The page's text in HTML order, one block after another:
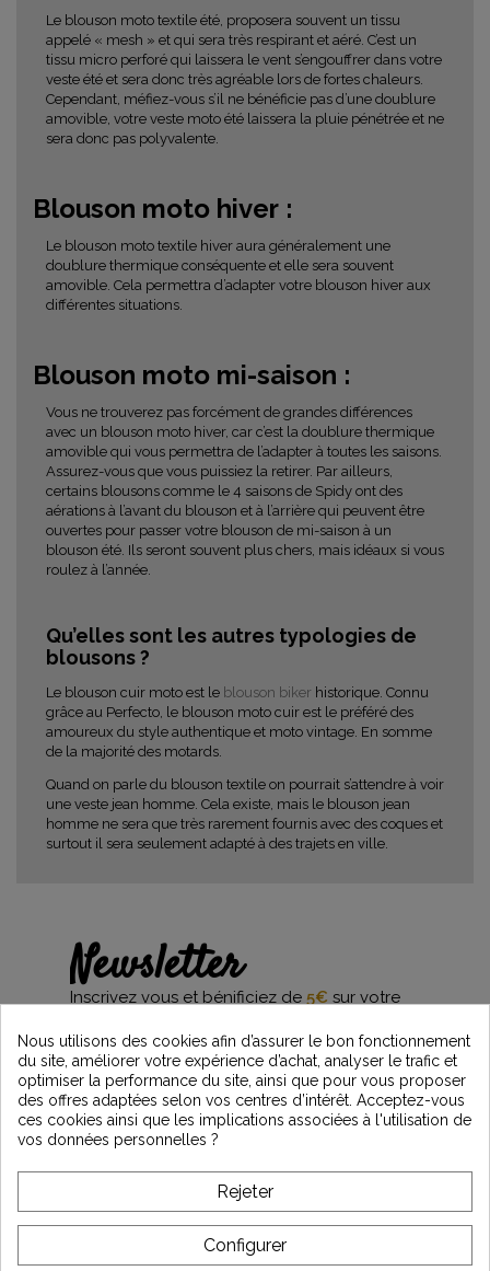
Le blouson moto textile été, proposera souvent un tissu
appelé « mesh » et qui sera très respirant et aéré. C’est un
tissu micro perforé qui laissera le vent s’engouffrer dans votre
veste été et sera donc très agréable lors de fortes chaleurs.
Cependant, méfiez-vous s’il ne bénéficie pas d’une doublure
amovible, votre veste moto été laissera la pluie pénétrée et ne
sera donc pas polyvalente.
Blouson moto hiver :
Le blouson moto textile hiver aura généralement une
doublure thermique conséquente et elle sera souvent
amovible. Cela permettra d’adapter votre blouson hiver aux
différentes situations.
Blouson moto mi-saison :
Vous ne trouverez pas forcément de grandes différences
avec un blouson moto hiver, car c’est la doublure thermique
amovible qui vous permettra de l’adapter à toutes les saisons.
Assurez-vous que vous puissiez la retirer. Par ailleurs,
certains blousons comme le 4 saisons de Spidy ont des
aérations à l’avant du blouson et à l’arrière qui peuvent être
ouvertes pour passer votre blouson de mi-saison à un
blouson été. Ils seront souvent plus chers, mais idéaux si vous
roulez à l’année.
Qu’elles sont les autres typologies de
blousons ?
Le blouson cuir moto est le blouson biker historique. Connu
grâce au Perfecto, le blouson moto cuir est le préféré des
amoureux du style authentique et moto vintage. En somme
de la majorité des motards.
Quand on parle du blouson textile on pourrait s’attendre à voir
une veste jean homme. Cela existe, mais le blouson jean
homme ne sera que très rarement fournis avec des coques et
surtout il sera seulement adapté à des trajets en ville.
Newsletter
Inscrivez vous et bénificiez de 5€ sur votre
et restez informés des dernières nouveautés
Vintage Motors
*Dès 99€ d'achat. En vous abonnant à notre newsletter, vous reconnaissez avoir pris
A PROPOS DE VINTAGE
Nous utilisons des cookies afin d’assurer le bon fonctionnement
du site, améliorer votre expérience d’achat, analyser le trafic et
optimiser la performance du site, ainsi que pour vous proposer
des offres adaptées selon vos centres d’intérêt. Acceptez-vous
ces cookies ainsi que les implications associées à l'utilisation de
vos données personnelles ?
Rejeter
Configurer